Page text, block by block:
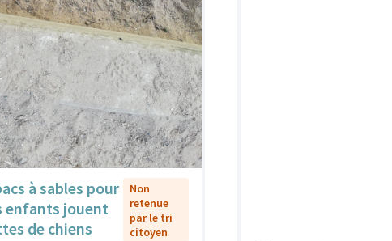
à sables pour
enfants jouent
de chiens
Non
retenue
par le tri
citoyen